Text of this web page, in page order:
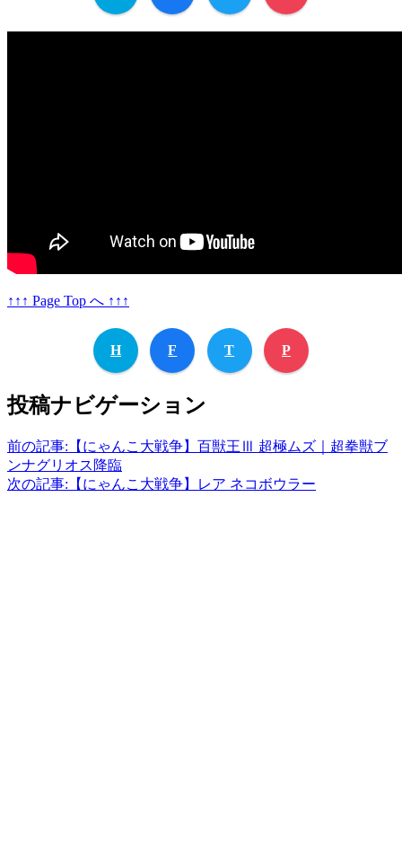
↑↑↑ Page Top へ ↑↑↑
H F T P
投稿ナビゲーション
前の記事: 【にゃんこ大戦争】百獣王Ⅲ 超極ムズ｜超拳獣ブ
ンナグリオス降臨
次の記事: 【にゃんこ大戦争】レア ネコボウラー